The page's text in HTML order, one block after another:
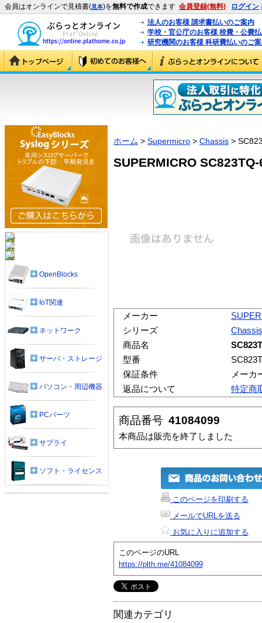
会員はオンラインで見積書(見本)を無料で作成できます 会員登録(無料) ログイン
法人のお客様 請求書払いのご案内
学校・官公庁のお客様 校費・公費
研究機関のお客様 科研費払いのご
ホーム > Supermicro > Chassis >
SUPERMICRO
メーカー
シリーズ
Chassis
商品名
型番
保証条件
メーカ
返品について
特定商
商品番号 41084099
本商品は販売を終了しました
このページを印刷する
メールでURLを送る
お気に入りに追加する
このページのURL
https://plth.me/41084099
関連カテゴリ
OpenBlocks
IoT関連
ネットワーク
サーバ・ストレージ
パソコン・周辺機器
PCパーツ
サプライ
ソフト・ライセンス